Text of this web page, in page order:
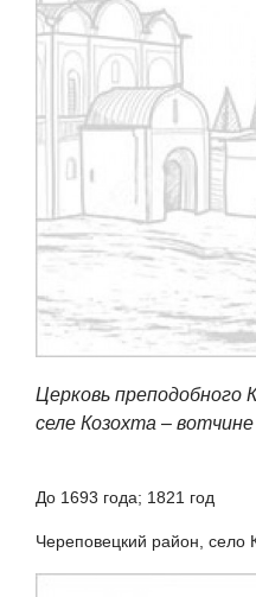
Церковь преподобного
селе Козохта –
До 1693 года; 1821 год
Череповецкий район, село